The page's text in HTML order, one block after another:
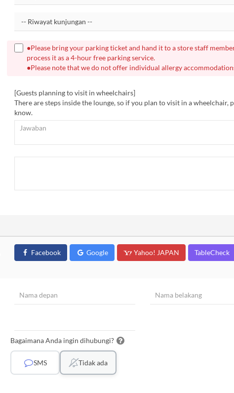
●Please bring your parking ticket and hand it to a store staff
process it as a 4-hour free parking service.
●Please note that we do not offer individual allergy
[Guests planning to visit in wheelchairs]
There are steps inside the lounge, so if you plan to visit in a wheelchair,
know.
Facebook Google Yahoo! JAPAN TableCheck
Bagaimana Anda ingin dihubungi?
SMS Tidak ada